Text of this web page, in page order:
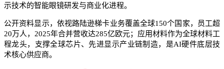
示技术的智能眼镜研发与商业化进程。
公开资料显示，依视路陆逊梯卡业务覆盖全球150个国家，员工超
20万人，2025年合并营收达285亿欧元；应用材料作为全球材料工
程龙头，支撑全球芯片、先进显示产业链制造，是AI硬件底层技
术核心供应商。